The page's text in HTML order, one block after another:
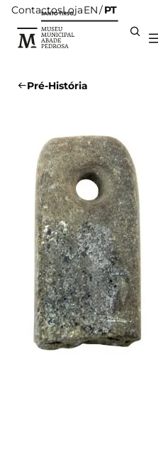
ContactosLojaEN PT
Pré-História